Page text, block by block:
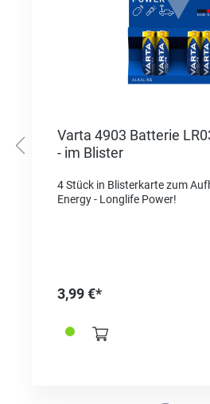
Varta 4903 Batterie
- im Blister
4 Stück in Blisterkarte zum
Energy - Longlife Power!
3,99 €*